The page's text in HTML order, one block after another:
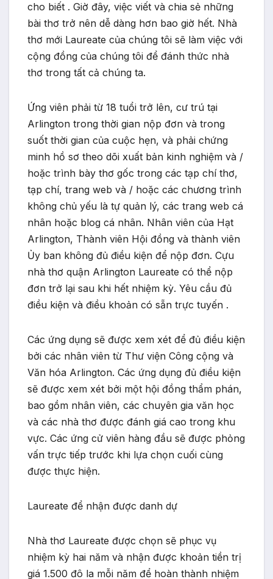
cho biết . Giờ đây, việc viết và chia sẻ những
bài thơ trở nên dễ dàng hơn bao giờ hết. Nhà
thơ mới Laureate của chúng tôi sẽ làm việc với
cộng đồng của chúng tôi để đánh thức nhà
thơ trong tất cả chúng ta.
Ứng viên phải từ 18 tuổi trở lên, cư trú tại
Arlington trong thời gian nộp đơn và trong
suốt thời gian của cuộc hẹn, và phải chứng
minh hồ sơ theo dõi xuất bản kinh nghiệm và /
hoặc trình bày thơ gốc trong các tạp chí thơ,
tạp chí, trang web và / hoặc các chương trình
không chủ yếu là tự quản lý, các trang web cá
nhân hoặc blog cá nhân. Nhân viên của Hạt
Arlington, Thành viên Hội đồng và thành viên
Ủy ban không đủ điều kiện để nộp đơn. Cựu
nhà thơ quận Arlington Laureate có thể nộp
đơn trở lại sau khi hết nhiệm kỳ. Yêu cầu đủ
điều kiện và điều khoản có sẵn trực tuyến .
Các ứng dụng sẽ được xem xét để đủ điều kiện
bởi các nhân viên từ Thư viện Công cộng và
Văn hóa Arlington. Các ứng dụng đủ điều kiện
sẽ được xem xét bởi một hội đồng thẩm phán,
bao gồm nhân viên, các chuyên gia văn học
và các nhà thơ được đánh giá cao trong khu
vực. Các ứng cử viên hàng đầu sẽ được phỏng
vấn trực tiếp trước khi lựa chọn cuối cùng
được thực hiện.
Laureate để nhận được danh dự
Nhà thơ Laureate được chọn sẽ phục vụ
nhiệm kỳ hai năm và nhận được khoản tiền trị
giá 1.500 đô la mỗi năm để hoàn thành nhiệm